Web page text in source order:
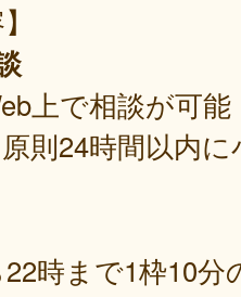
上で相談が可能
則24時間以内に
時まで1枠10分